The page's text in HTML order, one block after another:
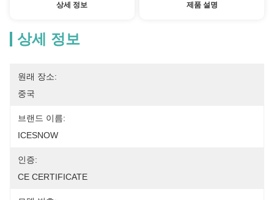
상세 정보 제품 설명
상세 정보
원래 장소:
중국
브랜드 이름:
ICESNOW
인증:
CE CERTIFICATE